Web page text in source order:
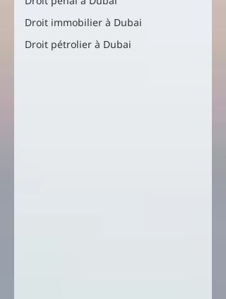
Droit immobilier à Dubai
Droit pétrolier à Dubai